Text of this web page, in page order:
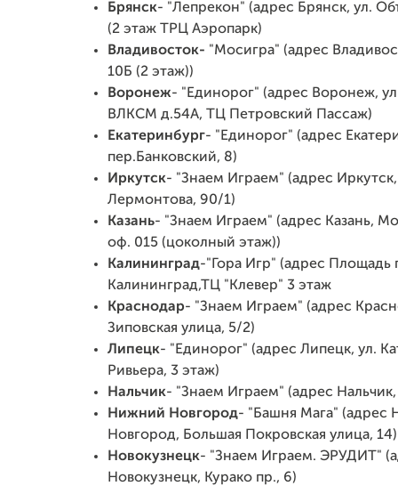
Брянск- "Лепрекон" (адрес Брянск, ул.
(2 этаж ТРЦ Аэропарк)
Владивосток- "Мосигра" (адрес
10Б (2 этаж))
Воронеж- "Единорог" (адрес Воронеж,
ВЛКСМ д.54А, ТЦ Петровский Пассаж)
Екатеринбург- "Единорог" (адрес
пер.Банковский, 8)
Иркутск- "Знаем Играем" (адрес Иркутск,
Лермонтова, 90/1)
Казань- "Знаем Играем" (адрес Казань,
оф. 015 (цоколный этаж))
Калининград-"Гора Игр" (адрес Площадь
Калининград,ТЦ "Клевер" 3 этаж
Краснодар- "Знаем Играем" (адрес
Зиповская улица, 5/2)
Липецк- "Единорог" (адрес Липецк, ул.
Ривьера, 3 этаж)
Нальчик- "Знаем Играем" (адрес
Нижний Новгород- "Башня Мага" (адрес
Новгород, Большая Покровская улица, 14)
Новокузнецк- "Знаем Играем. ЭРУДИТ"
Новокузнецк, Курако пр., 6)